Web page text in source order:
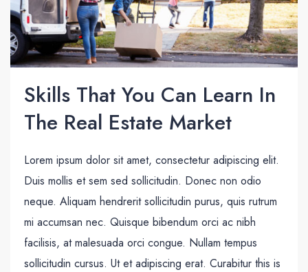
Skills That You Can Learn In
The Real Estate Market
Lorem ipsum dolor sit amet, consectetur adipiscing elit.
Duis mollis et sem sed sollicitudin. Donec non odio
neque. Aliquam hendrerit sollicitudin purus, quis rutrum
mi accumsan nec. Quisque bibendum orci ac nibh
facilisis, at malesuada orci congue. Nullam tempus
sollicitudin cursus. Ut et adipiscing erat. Curabitur this is